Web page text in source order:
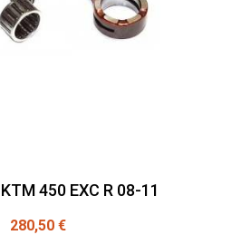
450 EXC R 08-11
280,50 €